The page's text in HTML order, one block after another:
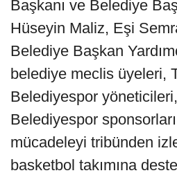
Başkanı ve Belediye
Hüseyin Maliz, Eşi
Belediye Başkan
belediye meclis üyeleri,
Belediyespor
Belediyespor
mücadeleyi tribünden
basketbol takımına